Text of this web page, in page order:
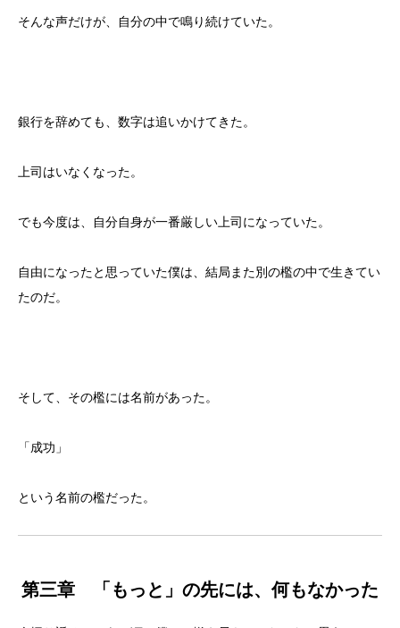
そんな声だけが、自分の中で鳴り続けていた。
銀行を辞めても、数字は追いかけてきた。
上司はいなくなった。
でも今度は、自分自身が一番厳しい上司になっていた。
自由になったと思っていた僕は、結局また別の檻の中で生きてい
たのだ。
そして、その檻には名前があった。
「成功」
という名前の檻だった。
第三章 「もっと」の先には、何もなかった
